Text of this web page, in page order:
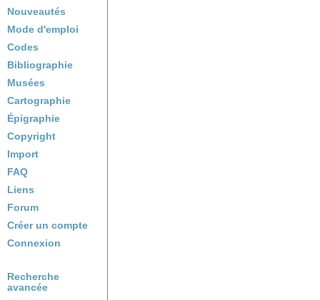
Nouveautés
Mode d'emploi
Codes
Bibliographie
Musées
Cartographie
Épigraphie
Copyright
Import
FAQ
Liens
Forum
Créer un compte
Connexion
Recherche
avancée